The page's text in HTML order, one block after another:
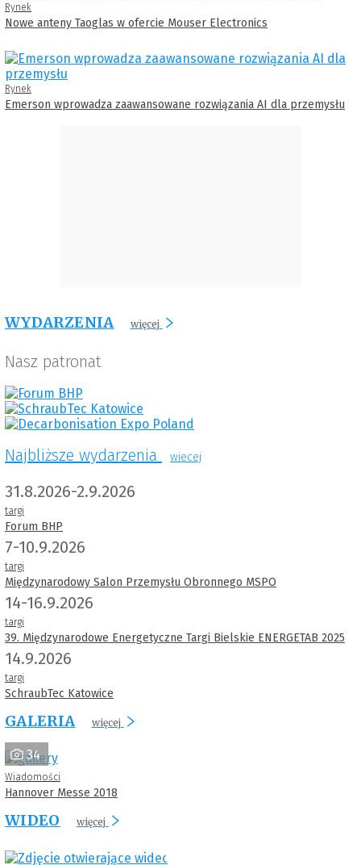
Rynek
Nowe anteny Taoglas w ofercie Mouser Electronics
Rynek
Emerson wprowadza zaawansowane rozwiązania AI dla przemysłu
WYDARZENIA więcej
Nasz patronat
Najbliższe wydarzenia wiecej
31.8.2026-2.9.2026
targi
Forum BHP
7-10.9.2026
targi
Międzynarodowy Salon Przemysłu Obronnego MSPO
14-16.9.2026
targi
39. Międzynarodowe Energetyczne Targi Bielskie ENERGETAB 2025
14.9.2026
targi
SchraubTec Katowice
GALERIA więcej
34
Wiadomości
Hannover Messe 2018
WIDEO więcej